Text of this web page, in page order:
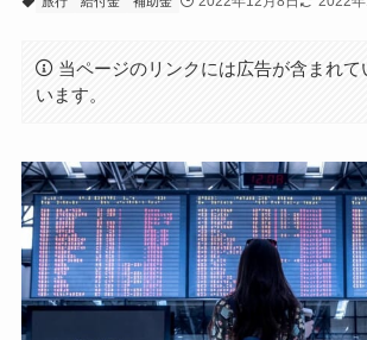
当ページのリンクには広告が含まれ
います。